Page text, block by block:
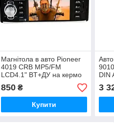
Магнітола в авто Pioneer
4019 CRB MP5/FM
LCD4.1" BT+ДУ на кермо
850₴
Купити
DIN
USB
3